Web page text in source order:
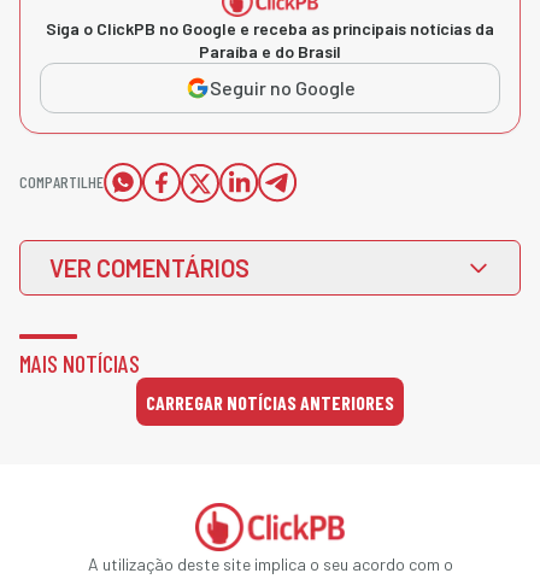
Siga o ClickPB no Google e receba as principais notícias da
Paraíba e do Brasil
Seguir no Google
COMPARTILHE
VER COMENTÁRIOS
MAIS NOTÍCIAS
CARREGAR NOTÍCIAS ANTERIORES
A utilização deste site implica o seu acordo com o